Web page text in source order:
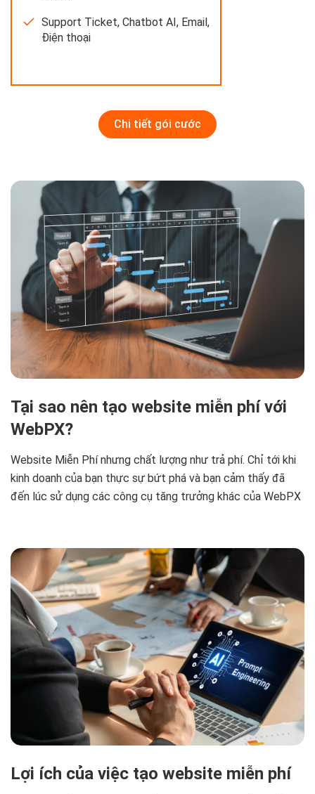
Support Ticket, Chatbot AI, Email,
Điện thoại
Chi tiết gói cước
Tại sao nên tạo website miễn phí với
WebPX?
Website Miễn Phí nhưng chất lượng như trả phí. Chỉ tới khi
kinh doanh của bạn thực sự bứt phá và bạn cảm thấy đã
đến lúc sử dụng các công cụ tăng trưởng khác của WebPX
Lợi ích của việc tạo website miễn phí